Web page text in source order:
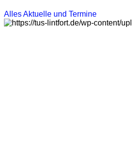
Alles Aktuelle und Termine